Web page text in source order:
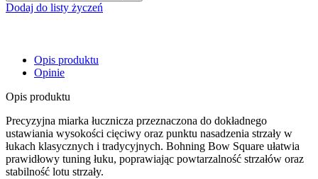
Dodaj do listy życzeń
Opis produktu
Opinie
Opis produktu
Precyzyjna miarka łucznicza przeznaczona do dokładnego
ustawiania wysokości cięciwy oraz punktu nasadzenia strzały w
łukach klasycznych i tradycyjnych. Bohning Bow Square ułatwia
prawidłowy tuning łuku, poprawiając powtarzalność strzałów oraz
stabilność lotu strzały.